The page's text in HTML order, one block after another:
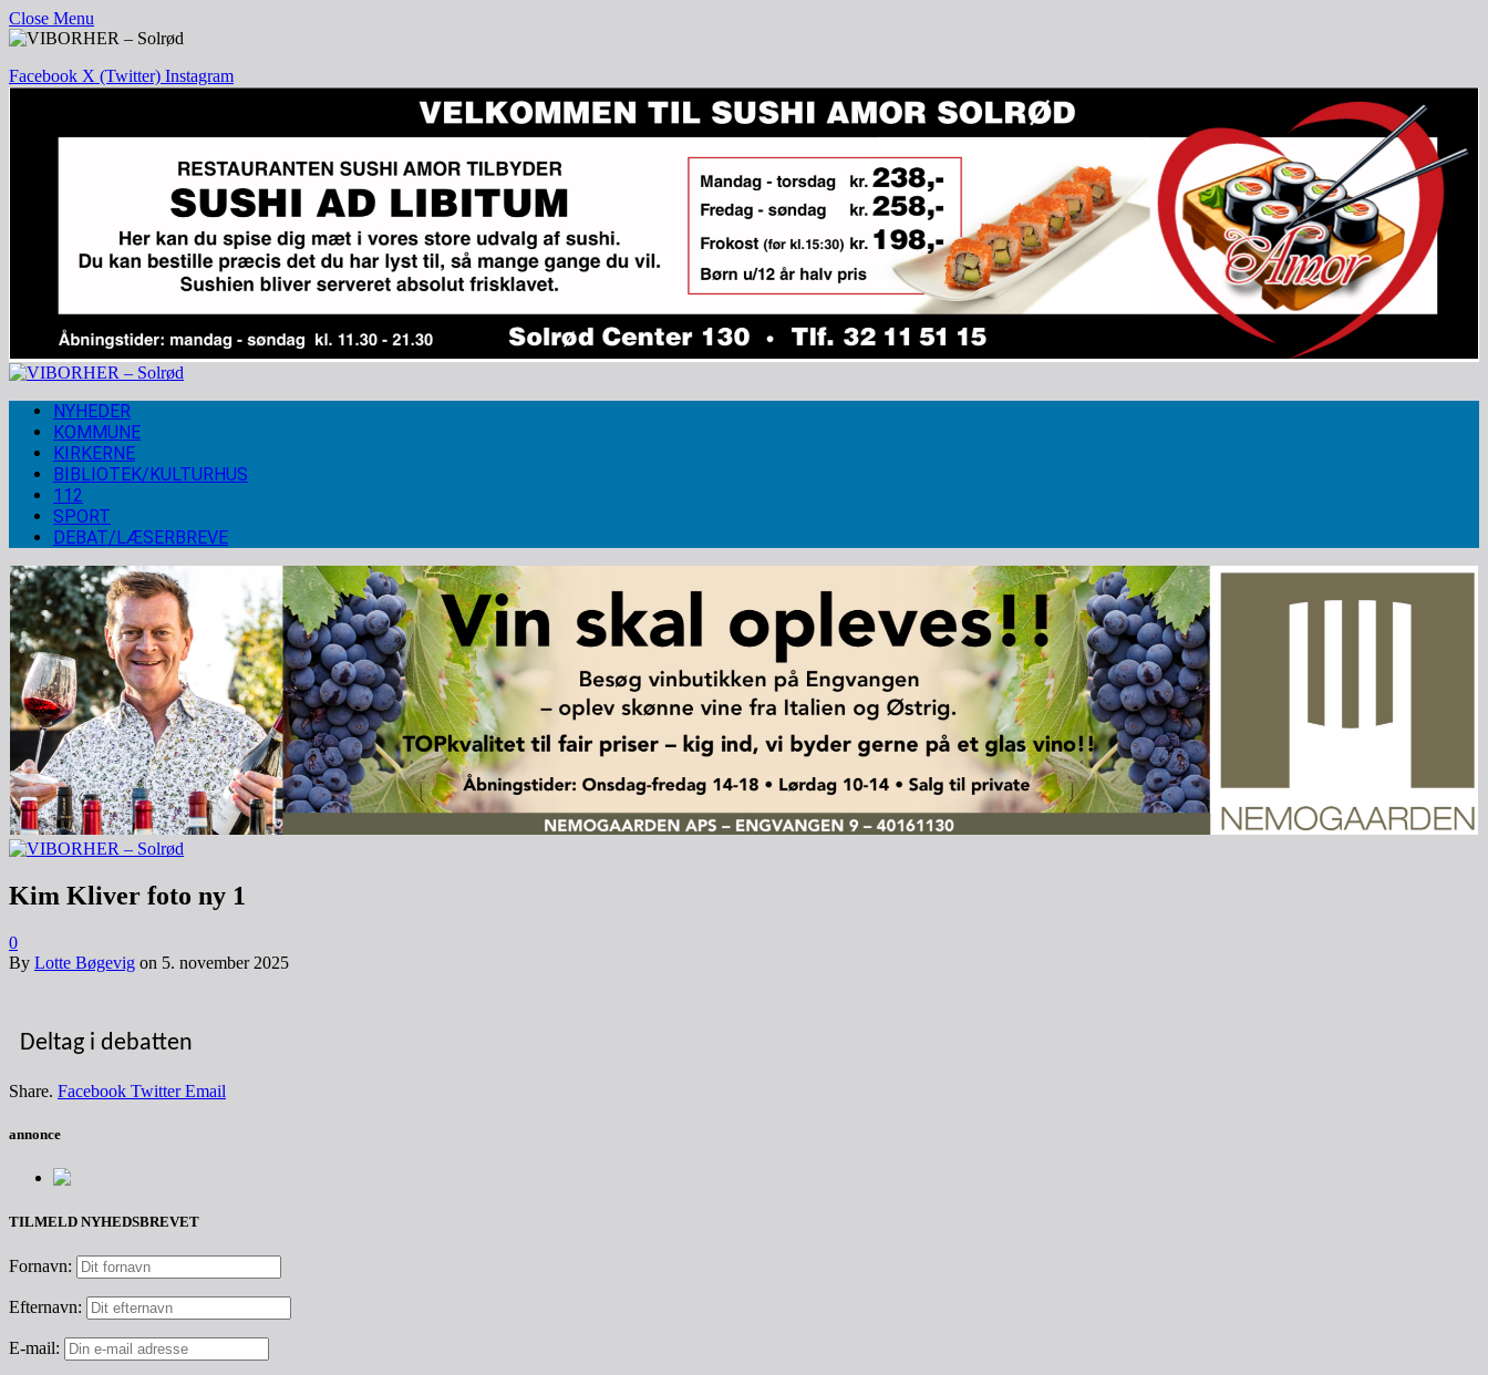
Close Menu
Facebook X (Twitter) Instagram
NYHEDER
KOMMUNE
KIRKERNE
BIBLIOTEK/KULTURHUS
112
SPORT
DEBAT/LÆSERBREVE
Kim Kliver foto ny 1
0
By Lotte Bøgevig on 5. november 2025
Deltag i debatten
Share. Facebook Twitter Email
annonce
TILMELD NYHEDSBREVET
Fornavn:
Efternavn:
E-mail: